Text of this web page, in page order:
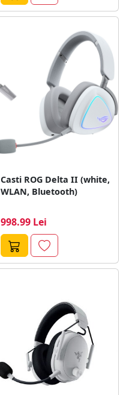
Casti ROG Delta II (white,
WLAN, Bluetooth)
998.99 Lei